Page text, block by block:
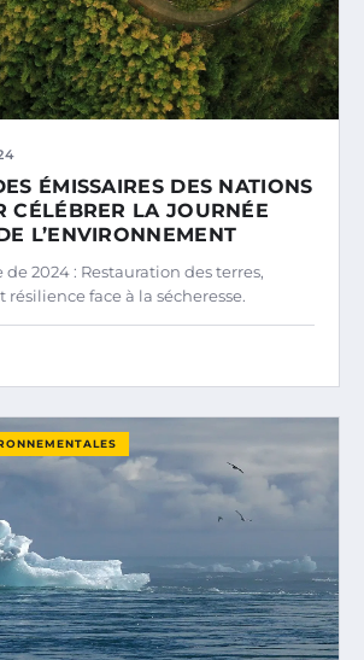
ÉMISSAIRES DES NATIONS
CÉLÉBRER LA JOURNÉE
L’ENVIRONNEMENT
de 2024 : Restauration des terres,
face à la sécheresse.